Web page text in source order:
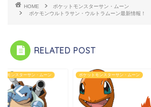
HOME
ポケットモンスターサン・ムーン
ポケモンウルトラサン・ウルトラムーン最新情報！
RELATED POST
トモンスターサン・ムーン ポケットモンスターサン・ムーン